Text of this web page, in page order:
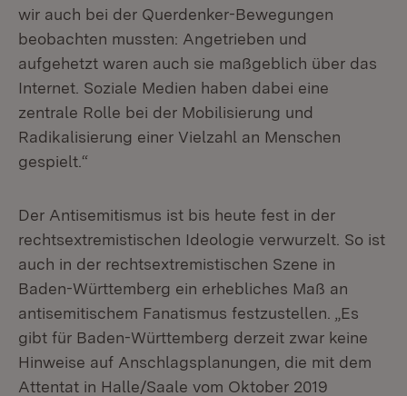
wir auch bei der Querdenker-Bewegungen
beobachten mussten: Angetrieben und
aufgehetzt waren auch sie maßgeblich über das
Internet. Soziale Medien haben dabei eine
zentrale Rolle bei der Mobilisierung und
Radikalisierung einer Vielzahl an Menschen
gespielt.“
Der Antisemitismus ist bis heute fest in der
rechtsextremistischen Ideologie verwurzelt. So ist
auch in der rechtsextremistischen Szene in
Baden-Württemberg ein erhebliches Maß an
antisemitischem Fanatismus festzustellen. „Es
gibt für Baden-Württemberg derzeit zwar keine
Hinweise auf Anschlagsplanungen, die mit dem
Attentat in Halle/Saale vom Oktober 2019